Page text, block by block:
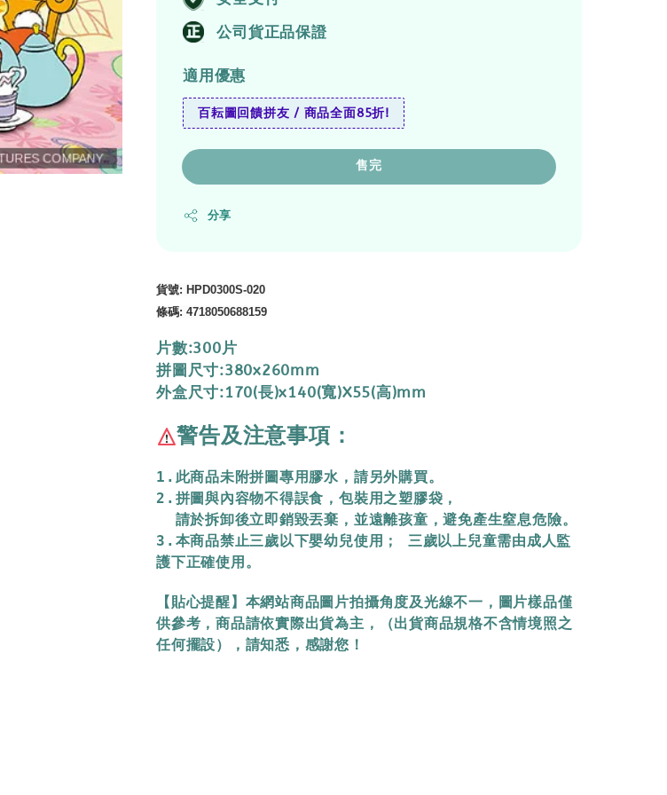
公司貨正品保證
適用優惠
百耘圖回饋拼友 / 商品全面85折!
售完
分享
貨號: HPD0300S-020
條碼: 4718050688159
片數:300片
拼圖尺寸:380x260mm
外盒尺寸:170(長)x140(寬)X55(高)mm
警告及注意事項：
1.此商品未附拼圖專用膠水，請另外購買。
2.拼圖與內容物不得誤食，包裝用之塑膠袋，
  請於拆卸後立即銷毀丟棄，
並遠離孩童，避免產生窒息危險。
3.本商品禁止三歲以下嬰幼兒使用； 三歲以上兒童需由成人監
護下正確使用。
【貼心提醒】本網站商品圖片拍攝角度及光線不一，圖片樣品僅
供參考，商品請依實際出貨為主，（出貨商品規格不含情境照之
任何擺設），請知悉，感謝您！